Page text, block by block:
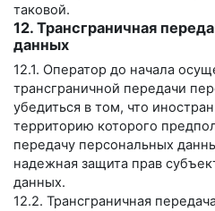
таковой.
12. Трансграничная
данных
12.1. Оператор до начала
трансграничной передачи
убедиться в том, что
территорию которого
передачу персональных
надежная защита прав
данных.
12.2. Трансграничная